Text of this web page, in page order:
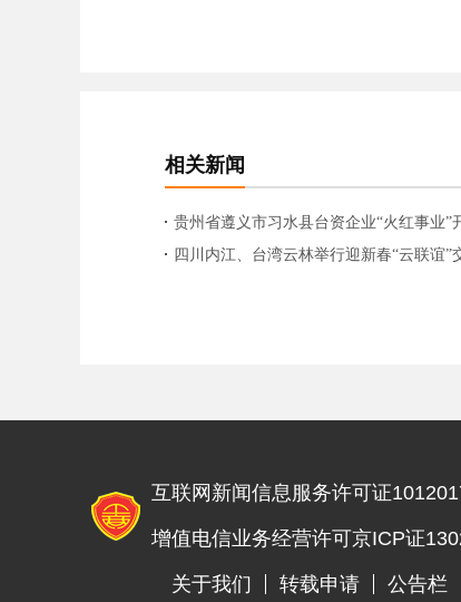
相关新闻
贵州省遵义市习水县台资企业“火红事业”
群众红红火火好日子
四川内江、台湾云林举行迎新春“云联谊”
互联网新闻信息服务许可证
增值电信业务经营许可京ICP证
关于我们 转载申请 公告栏